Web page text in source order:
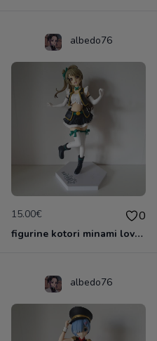
albedo76
15.00€ 0
figurine kotori minami love live
albedo76